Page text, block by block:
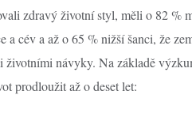
zdravý životní styl, měli o 82 %
a cév a až o 65 % nižší šanci, že
návyky. Na základě
prodloužit až o deset let: